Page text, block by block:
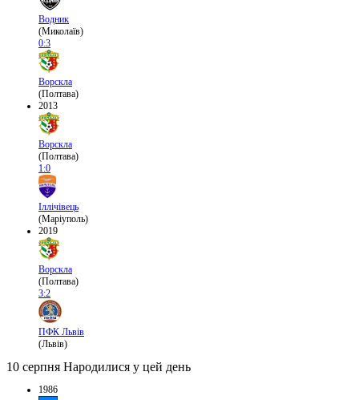
Водник
(Миколаїв)
0:3
Ворскла
(Полтава)
2013
Ворскла
(Полтава)
1:0
Іллічівець
(Маріуполь)
2019
Ворскла
(Полтава)
3:2
ПФК Львів
(Львів)
10 серпня Народилися у цей день
1986